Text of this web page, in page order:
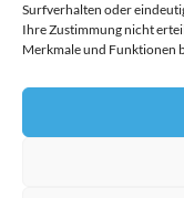
Surfverhalten oder
Ihre Zustimmung nicht
Merkmale und Funktionen
▶